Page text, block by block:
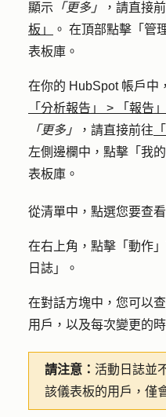
顯示 「更多」 ，請直接
板」
。 在頂部點擊「 管
表板庫。
在你的 HubSpot 帳戶中
「分析報告」
> 「報告」
「更多」
，請直接前往
左側邊欄中，點擊「 我
表板庫。
從清單中，點選您要查
在右上角，點擊「 動作
日誌 」。
在對話方塊中，您可以
用戶，以及每次變更的
請注意： 活動日誌並
該儀表板的用戶，僅